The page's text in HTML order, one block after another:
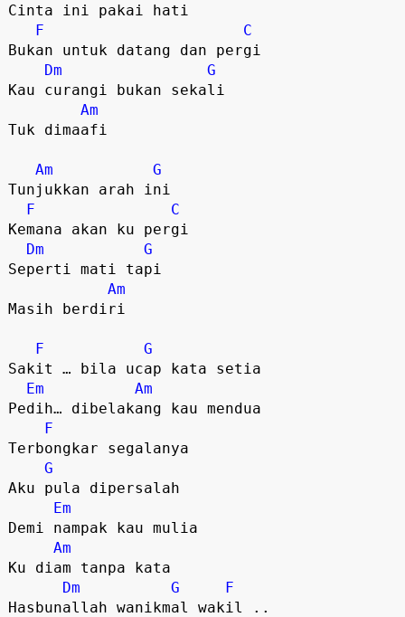
Cinta ini pakai hati
F
C
Bukan untuk datang dan pergi
Dm
G
Kau curangi bukan sekali
Am
Tuk dimaafi
Am
G
Tunjukkan arah ini
F
C
Kemana akan ku pergi
Dm
G
Seperti mati tapi
Am
Masih berdiri
F
G
Sakit … bila ucap kata setia
Em
Am
Pedih… dibelakang kau mendua
F
Terbongkar segalanya
G
Aku pula dipersalah
Em
Demi nampak kau mulia
Am
Ku diam tanpa kata
Dm
G
F
Hasbunallah wanikmal wakil ..